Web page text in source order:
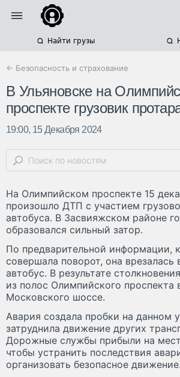
Найти грузы
← Безопасность и страхование
В Ульяновске на
проспекте грузовик
19:00, 15 Декабря 2024
На Олимпийском проспекте 15
произошло ДТП с участием
автобуса. В Засвияжском районе
образовался сильный затор.
По предварительной информации,
совершала поворот, она врезалась
автобус. В результате
из полос Олимпийского проспекта
Московского шоссе.
Авария создала пробки на данном
затруднила движение других
Дорожные службы прибыли на
чтобы устранить последствия
организовать безопасное движение.